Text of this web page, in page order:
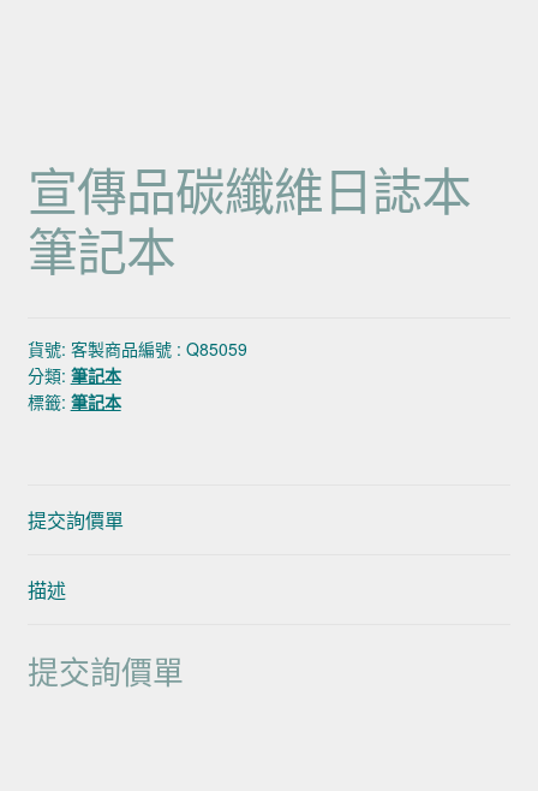
宣傳品碳纖維日誌本
筆記本
貨號: 客製商品編號 : Q85059
分類: 筆記本
標籤: 筆記本
提交詢價單
描述
提交詢價單